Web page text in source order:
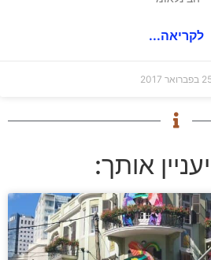
לקריאה...
2017
אותך: